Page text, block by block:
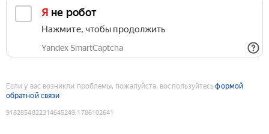
Я не робот
Нажмите, чтобы продолжить
Yandex SmartCaptcha
Если у вас возникли проблемы, пожалуйста, воспользуйтесьформой
обратной связи
9182854822314645249:1786102641